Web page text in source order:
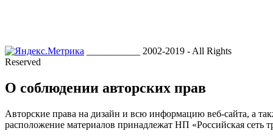
___________ 2002-2019 - All Rights
Reserved
О соблюдении авторских прав
Авторские права на дизайн и всю информацию веб-сайта, а
расположение материалов принадлежат НП «Российская сеть